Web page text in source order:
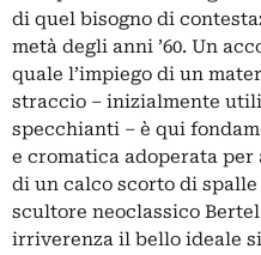
di quel bisogno di
metà degli anni ’60. Un
quale l’impiego di un
straccio – inizialmente
specchianti – è qui
e cromatica adoperata
di un calco scorto di
scultore neoclassico
irriverenza il bello ideale